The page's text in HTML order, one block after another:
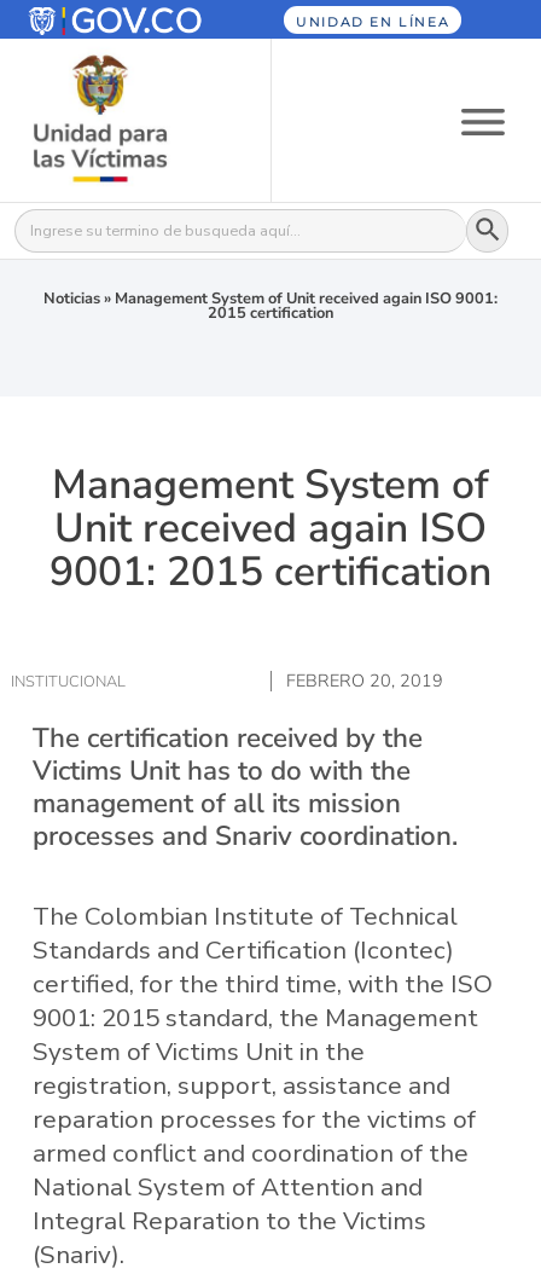
UNIDAD EN LÍNEA
Buscar: Botón
Noticias» Management System of Unit received again ISO 9001:
2015 certification
Management System of
Unit received again ISO
9001: 2015 certification
INSTITUCIONAL FEBRERO 20, 2019
The certification received by the
Victims Unit has to do with the
management of all its mission
processes and Snariv coordination.
The Colombian Institute of Technical
Standards and Certification (Icontec)
certified, for the third time, with the ISO
9001: 2015 standard, the Management
System of Victims Unit in the
registration, support, assistance and
reparation processes for the victims of
armed conflict and coordination of the
National System of Attention and
Integral Reparation to the Victims
(Snariv).